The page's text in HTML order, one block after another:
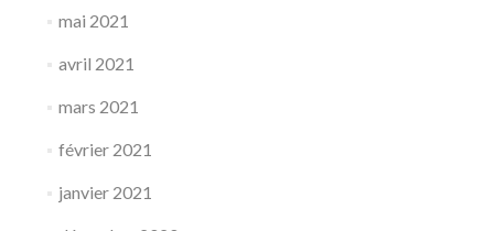
mai 2021
avril 2021
mars 2021
février 2021
janvier 2021